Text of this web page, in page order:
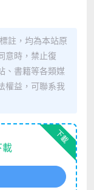
註，均為本站原
意時，禁止復
、書籍等各類媒
權益，可聯系我
下載
載